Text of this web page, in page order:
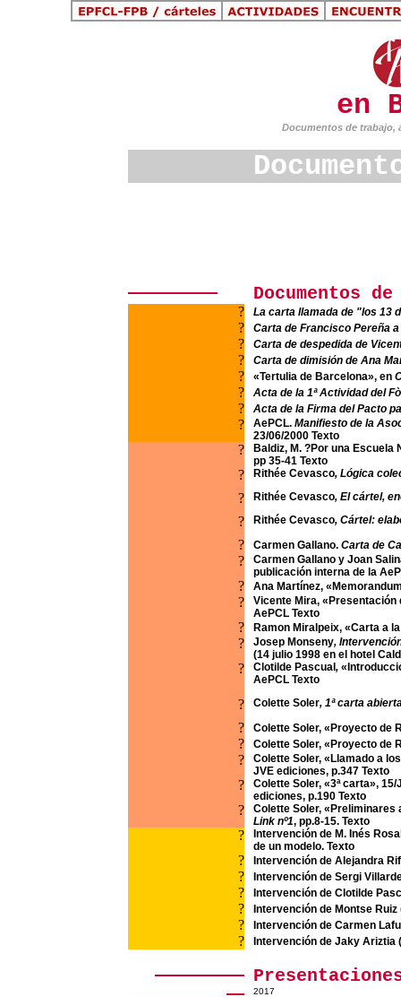
en
Documentos de trabajo,
Documentos
? La carta llamada de "los 13
? Carta de Francisco Pereña
? Carta de despedida de
? Carta de dimisión de Ana
? «Tertulia de Barcelona», en
? Acta de la 1ª Actividad del
? Acta de la Firma del Pacto
? AePCL. Manifiesto de la
23/06/2000 Texto
?
Baldiz, M. ?Por una Escuela
pp 35-41 Texto
? Rithée Cevasco, Lógica
? Rithée Cevasco, El cártel,
? Rithée Cevasco, Cártel:
? Carmen Gallano. Carta de
?
Carmen Gallano y Joan
publicación interna de la
? Ana Martínez,
?
Vicente Mira,
AePCL Texto
? Ramon Miralpeix, «Carta a
? Josep Monseny,
(14 julio 1998 en el hotel
? Clotilde Pascual ,
AePCL Texto
? Colette Soler, 1ª carta
? Colette Soler, «Proyecto de
? Colette Soler, «Proyecto de
?
Colette Soler, «Llamado a
JVE ediciones, p.347 Texto
?
Colette Soler, «3ª carta»,
ediciones, p.190 Texto
?
Colette Soler, «Preliminares
Link nº1, pp.8-15. Texto
?
Intervención de M. Inés
de un modelo. Texto
? Intervención de Alejandra
? Intervención de Sergi
? Intervención de Clotilde
? Intervención de Montse
? Intervención de Carmen
? Intervención de Jaky Ariztia
2017